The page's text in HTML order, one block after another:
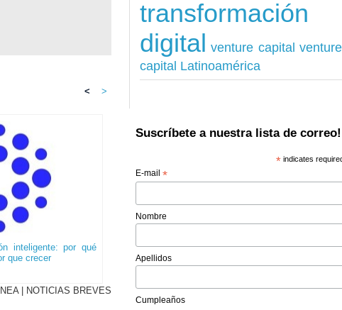
< >
inteligente: por qué
que crecer
NOTICIAS BREVES
transformación
digital venture capital venture
capital Latinoamérica
Suscríbete a nuestra lista de correo!
*indicates
E-mail*
Nombre
Apellidos
Cumpleaños